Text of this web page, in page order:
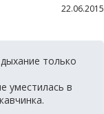
22.06.2015
только
уместилась в